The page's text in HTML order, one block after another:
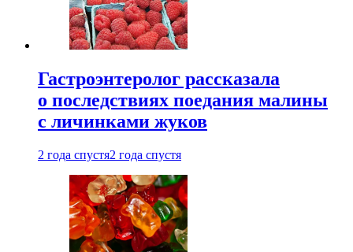
Гастроэнтеролог рассказала
о последствиях поедания малины
с личинками жуков
2 года спустя2 года спустя